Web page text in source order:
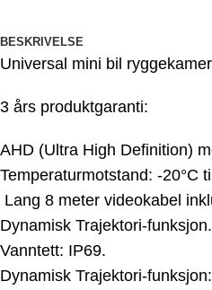
BESKRIVELSE
Universal mini bil
3 års produktgaranti:
AHD (Ultra High Definition)
Temperaturmotstand: -20°C
Lang 8 meter videokabel
Dynamisk Trajektori-funksjon.
Vanntett: IP69.
Dynamisk Trajektori-funksjon: